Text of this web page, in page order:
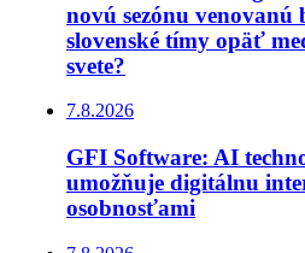
novú sezónu venovanú
slovenské tímy opäť
svete?
7.8.2026
GFI Software: AI
umožňuje digitálnu
osobnosťami